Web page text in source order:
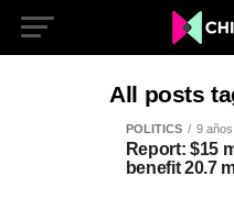
All posts
POLITICS 9
Report: $15
benefit 20.7